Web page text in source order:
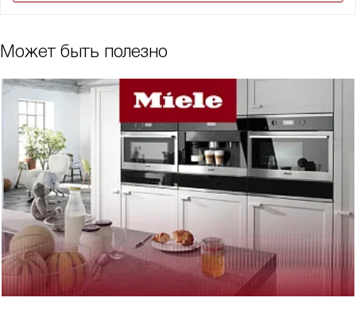
Может быть полезно